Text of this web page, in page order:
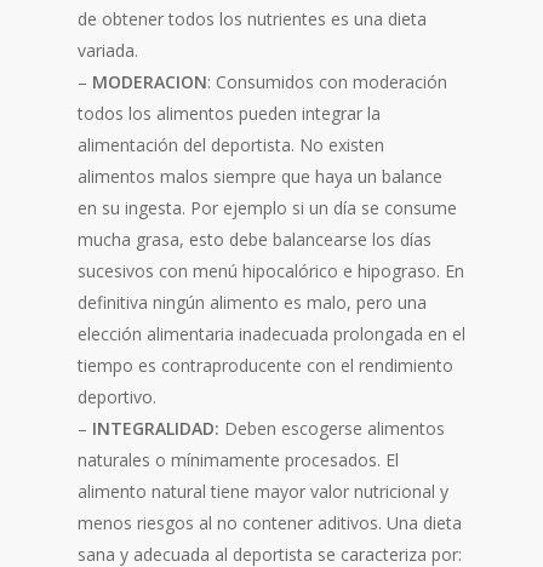
de obtener todos los nutrientes es una dieta
variada.
– MODERACION: Consumidos con moderación
todos los alimentos pueden integrar la
alimentación del deportista. No existen
alimentos malos siempre que haya un balance
en su ingesta. Por ejemplo si un día se consume
mucha grasa, esto debe balancearse los días
sucesivos con menú hipocalórico e hipograso. En
definitiva ningún alimento es malo, pero una
elección alimentaria inadecuada prolongada en el
tiempo es contraproducente con el rendimiento
deportivo.
– INTEGRALIDAD: Deben escogerse alimentos
naturales o mínimamente procesados. El
alimento natural tiene mayor valor nutricional y
menos riesgos al no contener aditivos. Una dieta
sana y adecuada al deportista se caracteriza por: